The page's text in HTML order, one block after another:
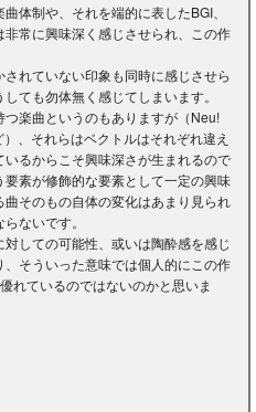
体制や、それを端的に表したBGI、
常に興味深く感じさせられ、この作
れていない印象も同時に感じさせら
ても勿体無く感じてしまいます。
楽曲というのもありますが（Neu!
、それらはベクトルはそれぞれ違え
るからこそ興味深さが生まれるので
素が修飾的な要素として一定の興味
そのもの自体の変化はあまり見られ
ないです。
しての可能性、或いは陶酔感を感じ
そういった意味では個人的にこの作
れているのではないのかと思いま